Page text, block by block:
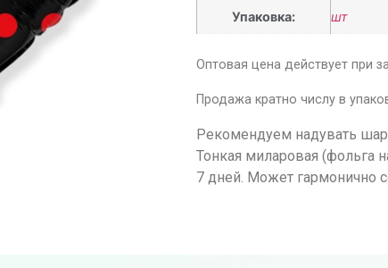
Упаковка: шт
Оптовая цена действует при
Продажа кратно числу в
Рекомендуем надувать
Тонкая миларовая (фольга
7 дней. Может гармонично